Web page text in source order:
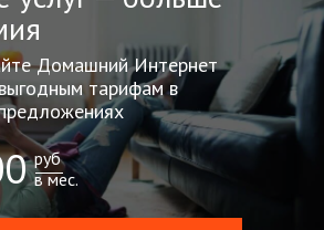
Домашний Интернет
тарифам в
руб
в мес.